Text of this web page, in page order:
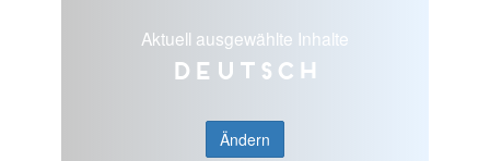
Aktuell ausgewählte Inhalte
Deutsch
Ändern